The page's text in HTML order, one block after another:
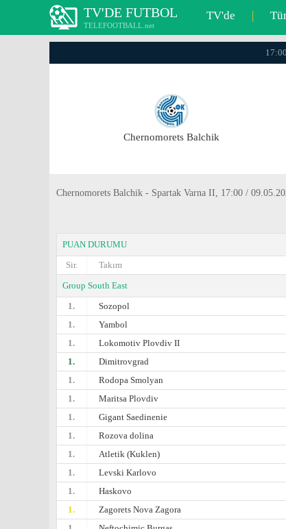
TV'DE FUTBOL
TELEFOOTBALL.net
TV'de |
Chernomorets Balchik
Chernomorets Balchik - Spartak Varna II, 17:00 /
PUAN DURUMU
Sir.
Takım
Group South East
1.
Sozopol
1.
Yambol
1.
Lokomotiv Plovdiv II
1.
Dimitrovgrad
1.
Rodopa Smolyan
1.
Maritsa Plovdiv
1.
Gigant Saedinenie
1.
Rozova dolina
1.
Atletik (Kuklen)
1.
Levski Karlovo
1.
Haskovo
1.
Zagorets Nova Zagora